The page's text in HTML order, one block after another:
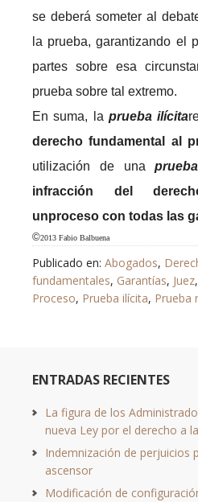
se deberá someter al
la prueba, garantizando el
partes sobre esa
prueba sobre tal extremo.
En suma, la pruebailícita
derecho fundamental al
utilización de una
infracción del
unproceso con todas las
©2013 Fabio Balbuena
Publicado en: Abogados,
fundamentales, Garantías, Juez,
Proceso, Prueba ilícita, Prueba
ENTRADAS RECIENTES
La figura de los
nueva Ley por el derecho a
Indemnización de perjuicios
ascensor
Modificación de